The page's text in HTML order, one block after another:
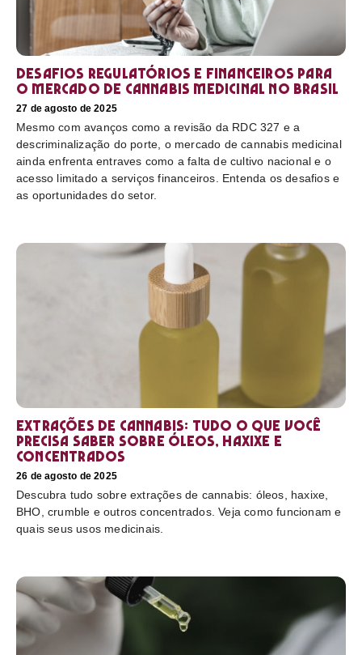
Desafios regulatórios e financeiros para
o mercado de cannabis medicinal no Brasil
27 de agosto de 2025
Mesmo com avanços como a revisão da RDC 327 e a
descriminalização do porte, o mercado de cannabis medicinal
ainda enfrenta entraves como a falta de cultivo nacional e o
acesso limitado a serviços financeiros. Entenda os desafios e
as oportunidades do setor.
Extrações de cannabis: tudo o que você
precisa saber sobre óleos, haxixe e
concentrados
26 de agosto de 2025
Descubra tudo sobre extrações de cannabis: óleos, haxixe,
BHO, crumble e outros concentrados. Veja como funcionam e
quais seus usos medicinais.